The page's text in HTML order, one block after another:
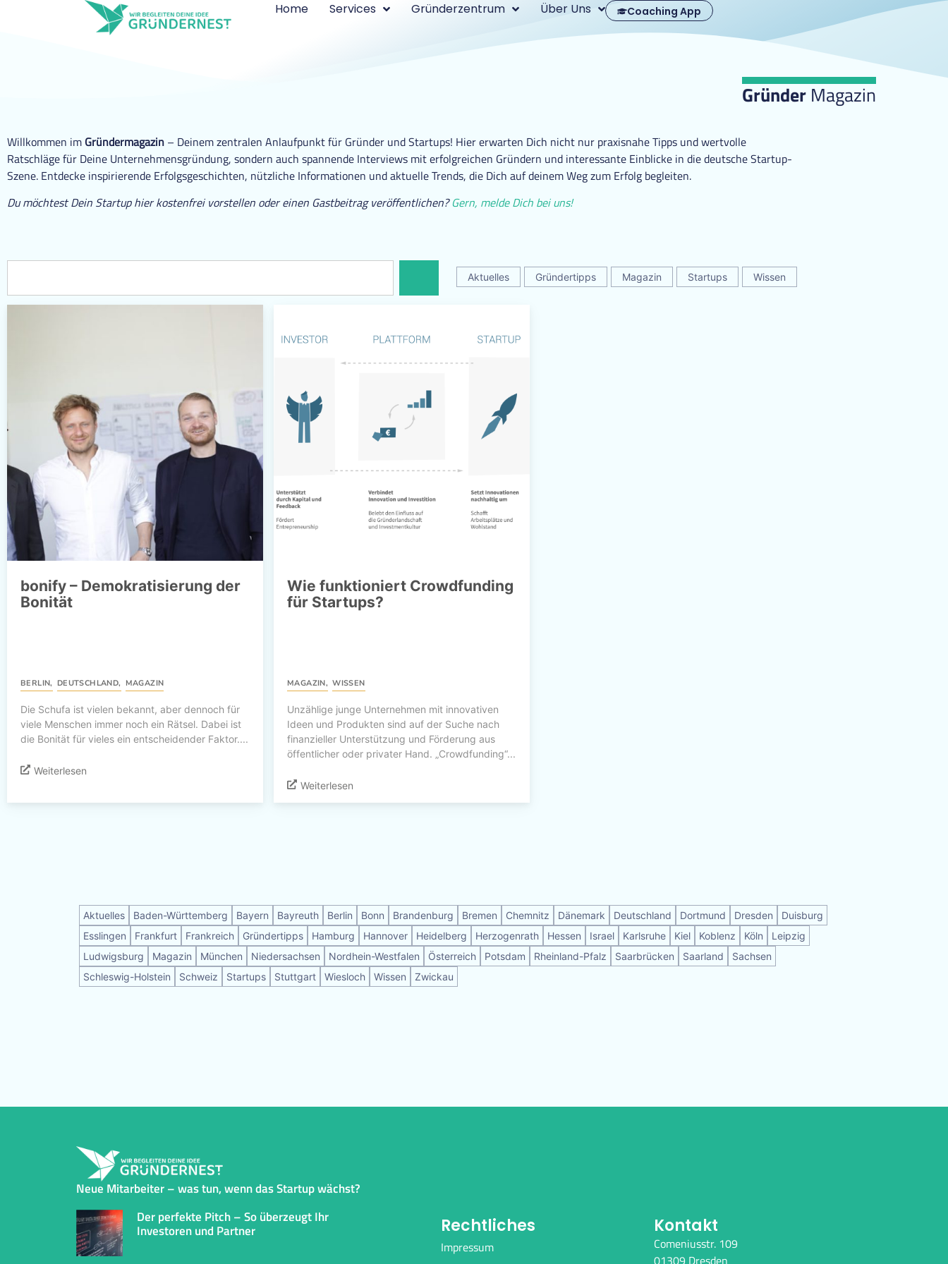
Home Services Gründerzentrum Über Uns Coaching App
Gründer Magazin
Willkommen im Gründermagazin – Deinem zentralen Anlaufpunkt für Gründer und Startups! Hier erwarten Dich nicht nur praxisnahe Tipps und wertvolle
Ratschläge für Deine Unternehmensgründung, sondern auch spannende Interviews mit erfolgreichen Gründern und interessante Einblicke in die deutsche Startup-
Szene. Entdecke inspirierende Erfolgsgeschichten, nützliche Informationen und aktuelle Trends, die Dich auf deinem Weg zum Erfolg begleiten.
Du möchtest Dein Startup hier kostenfrei vorstellen oder einen Gastbeitrag veröffentlichen?Gern, melde Dich bei uns!
Aktuelles Gründertipps Magazin Startups Wissen
bonify – Demokratisierung der
Bonität
BERLIN, DEUTSCHLAND, MAGAZIN
Die Schufa ist vielen bekannt, aber dennoch für
viele Menschen immer noch ein Rätsel. Dabei ist
die Bonität für vieles ein entscheidender Faktor....
Weiterlesen
Wie funktioniert Crowdfunding
für Startups?
MAGAZIN, WISSEN
Unzählige junge Unternehmen mit innovativen
Ideen und Produkten sind auf der Suche nach
finanzieller Unterstützung und Förderung aus
öffentlicher oder privater Hand. „Crowdfunding“...
Weiterlesen
Aktuelles Baden-Württemberg Bayern Bayreuth Berlin Bonn Brandenburg Bremen Chemnitz Dänemark Deutschland Dortmund Dresden
Duisburg
Esslingen
Frankfurt Frankreich Gründertipps Hamburg Hannover Heidelberg Herzogenrath Hessen Israel Karlsruhe Kiel Koblenz Köln
Leipzig
Ludwigsburg
Magazin München Niedersachsen Nordhein-Westfalen Österreich Potsdam Rheinland-Pfalz Saarbrücken Saarland
Sachsen
Schleswig-Holstein
Schweiz Startups Stuttgart Wiesloch Wissen Zwickau
Neue Mitarbeiter – was tun, wenn das Startup wächst?
Der perfekte Pitch – So überzeugt Ihr
Investoren und Partner Rechtliches
Impressum
Kontakt
Comeniusstr. 109
01309 Dresden